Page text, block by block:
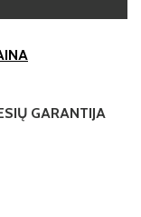
GARANTIJA